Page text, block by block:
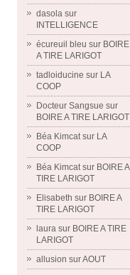
dasola sur
INTELLIGENCE
écureuil bleu sur BOIRE
A TIRE LARIGOT
tadloiducine sur LA
COOP
Docteur Sangsue sur
BOIRE A TIRE LARIGOT
Béa Kimcatsur LA
COOP
Béa Kimcatsur BOIRE A
TIRE LARIGOT
Elisabeth sur BOIRE A
TIRE LARIGOT
laura sur BOIRE A TIRE
LARIGOT
allusion surAOUT